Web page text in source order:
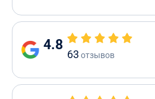
4.8
63 отзывов